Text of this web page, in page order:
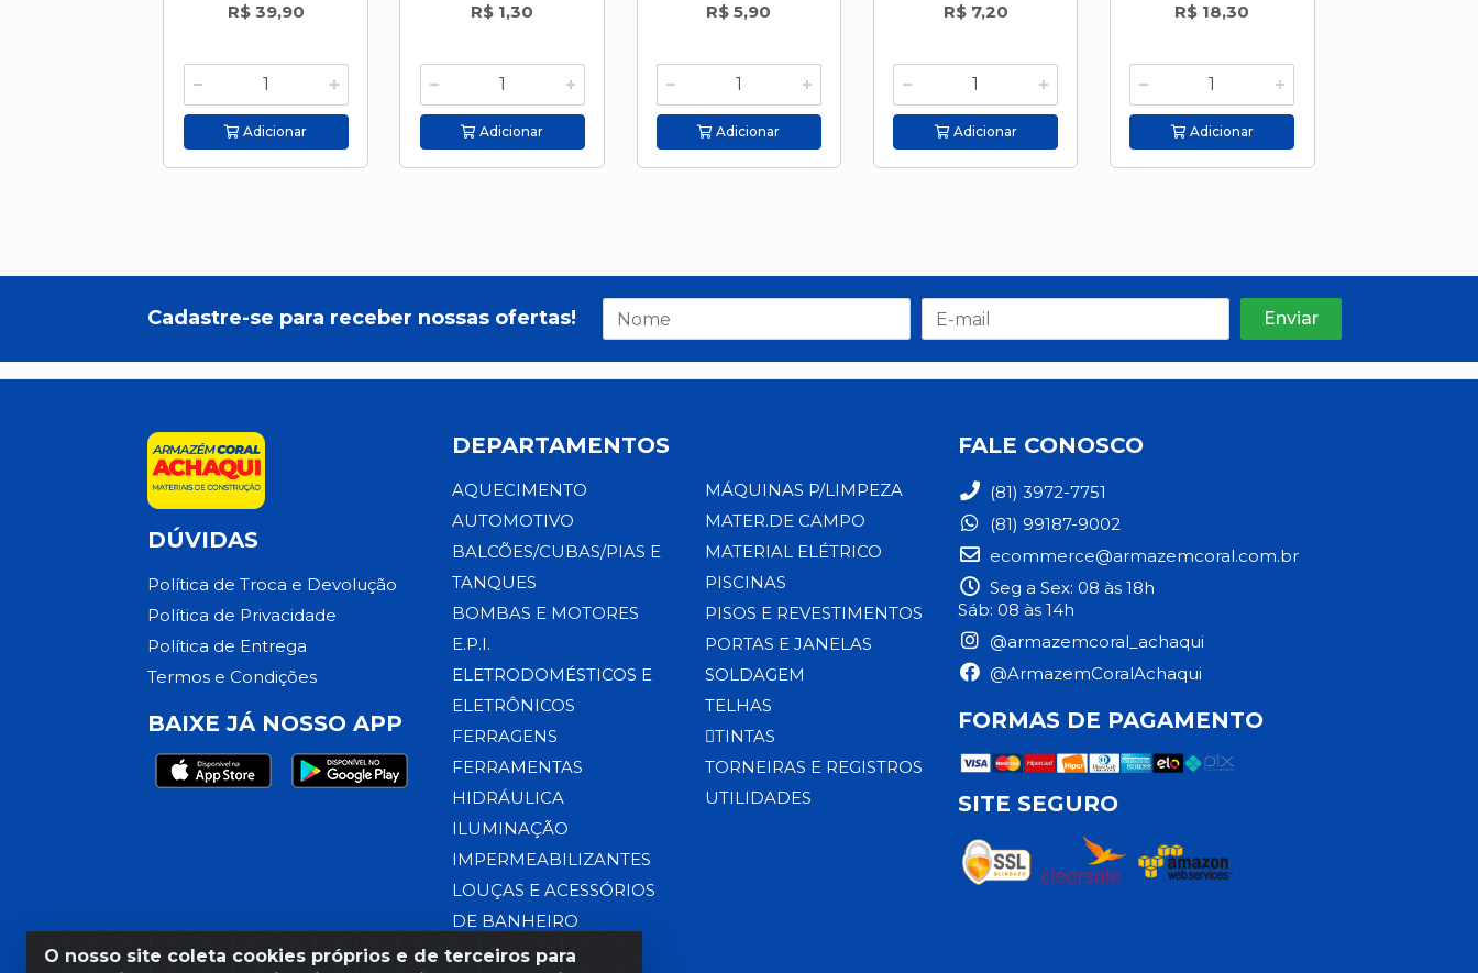
R$ 39,90
Adicionar
R$ 1,30
Adicionar
R$ 5,90
Adicionar
R$ 7,20
Adicionar
R$ 18,30
Adicionar
O nosso site coleta cookies próprios e de terceiros para
Cadastre-se para receber nossas ofertas!
DÚVIDAS
Política de Troca e Devolução
Política de Privacidade
Política de Entrega
Termos e Condições
BAIXE JÁ NOSSO APP
DEPARTAMENTOS
AQUECIMENTO
AUTOMOTIVO
BALCÕES/CUBAS/PIAS E
TANQUES
BOMBAS E MOTORES
E.P.I.
ELETRODOMÉSTICOS E
ELETRÔNICOS
FERRAGENS
FERRAMENTAS
HIDRÁULICA
ILUMINAÇÃO
IMPERMEABILIZANTES
LOUÇAS E ACESSÓRIOS
DE BANHEIRO
MÁQUINAS P/LIMPEZA
MATER.DE CAMPO
MATERIAL ELÉTRICO
PISCINAS
PISOS E REVESTIMENTOS
PORTAS E JANELAS
SOLDAGEM
TELHAS
TINTAS
TORNEIRAS E REGISTROS
UTILIDADES
FALE CONOSCO
(81) 3972-7751
(81) 99187-9002
ecommerce@armazemcoral.com.br
Seg a Sex: 08 às 18h
Sáb: 08 às 14h
@armazemcoral_achaqui
@ArmazemCoralAchaqui
FORMAS DE PAGAMENTO
SITE SEGURO